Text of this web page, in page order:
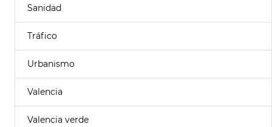
Sanidad
Tráfico
Urbanismo
Valencia
Valencia verde